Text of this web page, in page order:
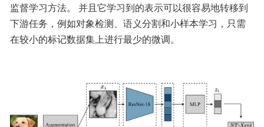
监督学习方法。 并且它学习到的表示可以很容易地转移到
下游任务，例如对象检测、语义分割和小样本学习，只需
在较小的标记数据集上进行最少的微调。